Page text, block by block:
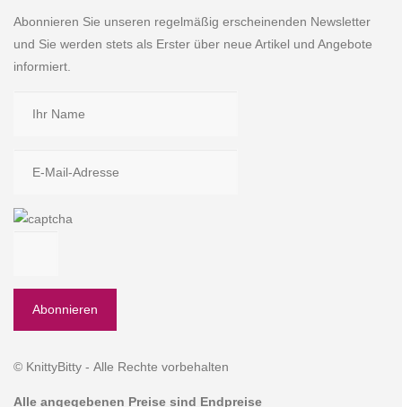
Abonnieren Sie unseren regelmäßig erscheinenden Newsletter
und Sie werden stets als Erster über neue Artikel und Angebote
informiert.
© KnittyBitty - Alle Rechte vorbehalten
Alle angegebenen Preise sind Endpreise